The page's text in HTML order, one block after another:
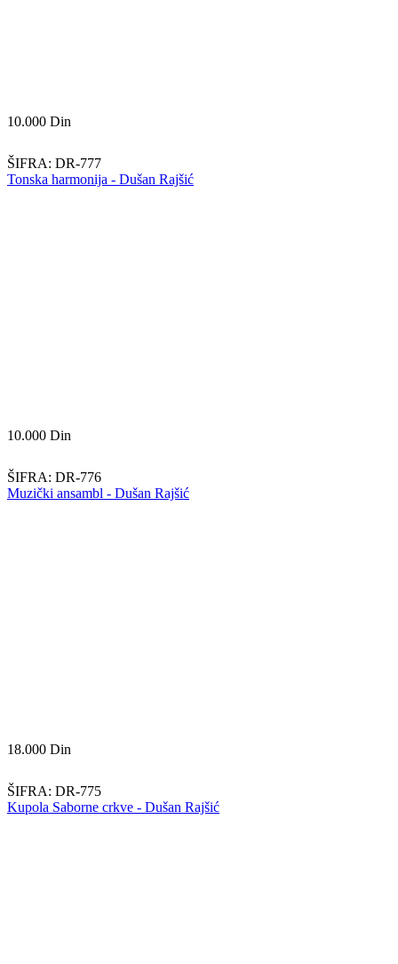
10.000 Din
ŠIFRA: DR-777
Tonska harmonija - Dušan Rajšić
10.000 Din
ŠIFRA: DR-776
Muzički ansambl - Dušan Rajšić
18.000 Din
ŠIFRA: DR-775
Kupola Saborne crkve - Dušan Rajšić